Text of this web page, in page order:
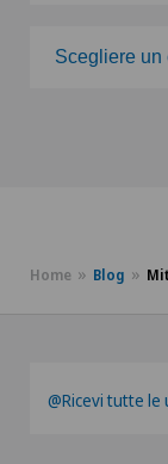
Scegliere un
Home Blog
@Ricevi tutte